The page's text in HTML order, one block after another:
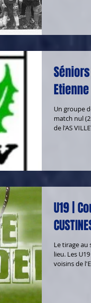
Un groupe
match nul
de l'AS
U19 |
Le tirage au
lieu. Les
voisins de